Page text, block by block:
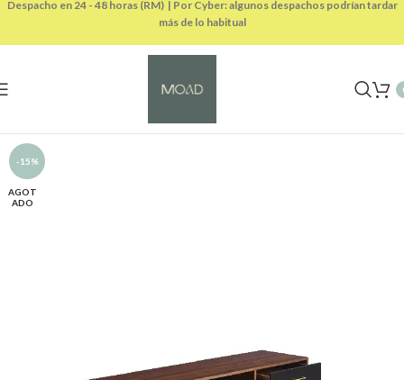
-15%
AGOT
ADO
Despacho en 24 - 48 horas (RM) | Por Cyber: algunos despachos podrían tardar
más de lo habitual